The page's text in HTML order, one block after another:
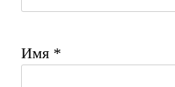
Имя *